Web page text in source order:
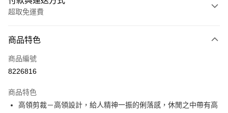
超取免運費
信用卡一次付款
超商取貨付款
Apple Pay
商品特色
商品編號
8226816
商品特色
高領剪裁－高領設計，給人精神一振的俐落感，休閒之中帶有高